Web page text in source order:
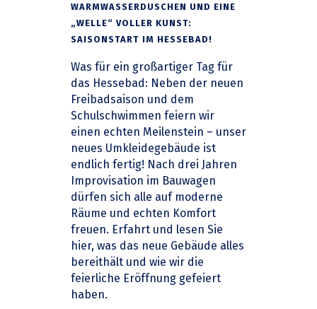
WARMWASSERDUSCHEN UND EINE
„WELLE“ VOLLER KUNST:
SAISONSTART IM HESSEBAD!
Was für ein großartiger Tag für
das Hessebad: Neben der neuen
Freibadsaison und dem
Schulschwimmen feiern wir
einen echten Meilenstein – unser
neues Umkleidegebäude ist
endlich fertig! Nach drei Jahren
Improvisation im Bauwagen
dürfen sich alle auf moderne
Räume und echten Komfort
freuen. Erfahrt und lesen Sie
hier, was das neue Gebäude alles
bereithält und wie wir die
feierliche Eröffnung gefeiert
haben.